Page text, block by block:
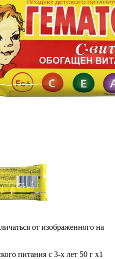
от изображенного на
питания с 3-х лет 50 г x1